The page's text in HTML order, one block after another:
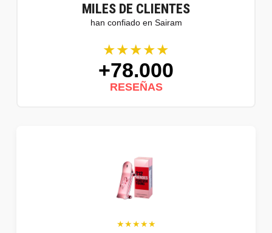
MILES DE CLIENTES
han confiado en Sairam
★★★★★
+78.000
RESEÑAS
★★★★★